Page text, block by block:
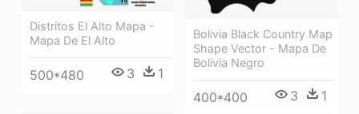
Bolivia Black Country Map
Shape Vector - Mapa De
Bolivia Negro
400*400 3 1
Distritos El Alto Mapa -
Mapa De El Alto
500*480 3 1